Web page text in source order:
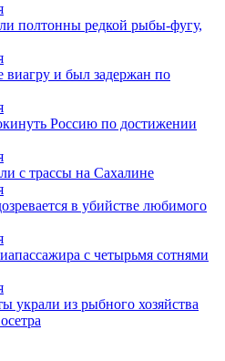
полтонны редкой рыбы-фугу,
виагру и был задержан по
Россию по достижении
с трассы на Сахалине
в убийстве любимого
с четырьмя сотнями
украли из рыбного хозяйства